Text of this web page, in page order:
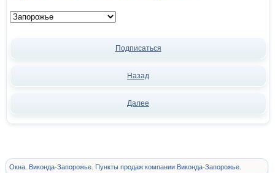
Подписаться
Назад
Далее
Окна. Виконда-Запорожье. Пункты продаж компании Виконда-Запорожье.